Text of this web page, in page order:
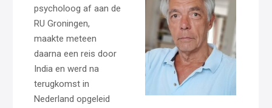
psycholoog af aan de
RU Groningen,
maakte meteen
daarna een reis door
India en werd na
terugkomst in
Nederland opgeleid